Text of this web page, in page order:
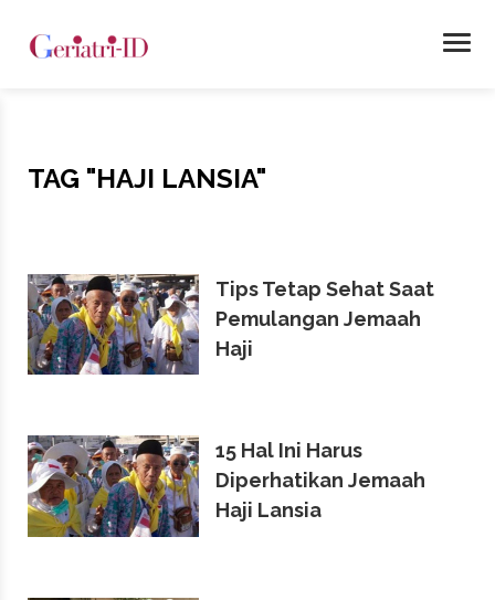
TAG "HAJI LANSIA"
Tips Tetap Sehat Saat
Pemulangan Jemaah
Haji
15 Hal Ini Harus
Diperhatikan Jemaah
Haji Lansia